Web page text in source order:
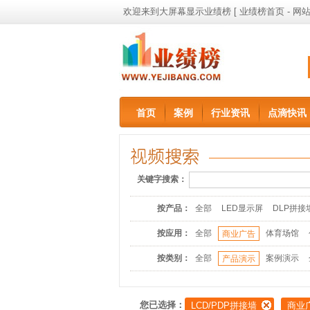
欢迎来到大屏幕显示业绩榜 [ 业绩榜首页 - 网
首页 案例 行业资讯 点滴快讯
关键字搜索：
按产品： 全部 LED显示屏 DLP拼接
按应用： 全部 商业广告 体育场馆
按类别： 全部 产品演示 案例演示
您已选择： LCD/PDP拼接墙 商业